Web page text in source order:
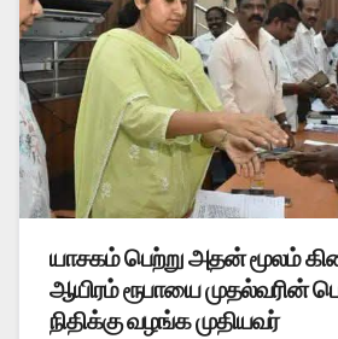
யாசகம் பெற்று அதன் மூலம்
ஆயிரம் ரூபாயை முதல்வரின்
நிதிக்கு வழங்க முதியவர்